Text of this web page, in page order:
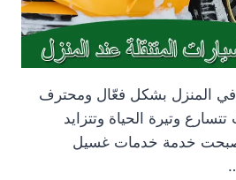
المنزل بشكل فعّال ومحترف
وتيرة الحياة وتتزايد
أصبحت خدمة خدمات غسيل